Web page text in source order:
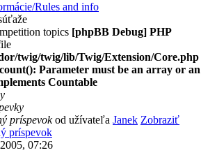
Rules and info
topics [phpBB Debug] PHP
twig/twig/lib/Twig/Extension/Core.php
count(): Parameter must be an array or an
Countable
príspevokod užívateľa Janek Zobraziť
príspevok
07:26